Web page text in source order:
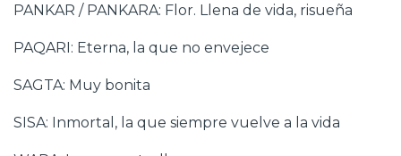
PANKAR / PANKARA: Flor. Llena de vida, risueña
PAQARI: Eterna, la que no envejece
SAGTA: Muy bonita
SISA: Inmortal, la que siempre vuelve a la vida